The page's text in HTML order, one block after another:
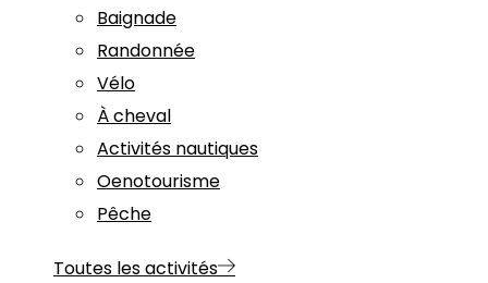
Baignade
Randonnée
Vélo
À cheval
Activités nautiques
Oenotourisme
Pêche
Toutes les activités